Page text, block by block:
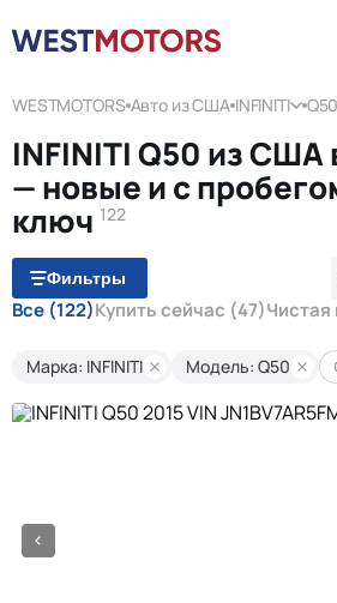
WESTMOTORS Авто из США INFINITI
INFINITI Q50 из США
— новые и с
ключ 122
Фильтры
Все (122)Купить сейчас (47)
Марка: INFINITI Модель: Q50